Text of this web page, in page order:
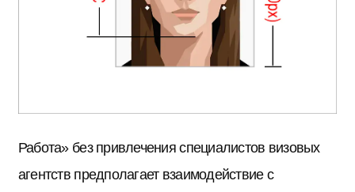
Работа» без привлечения специалистов визовых
агентств предполагает взаимодействие с